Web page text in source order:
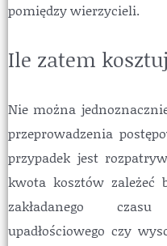
pomiędzy wierzycieli.
Ile zatem
Nie można
przeprowadzenia
przypadek jest
kwota kosztów zależeć
zakładanego
upadłościowego czy